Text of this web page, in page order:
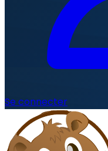
Se connecter